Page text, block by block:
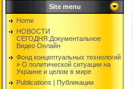
Site menu
Home
НОВОСТИ
СЕГОДНЯ:Документальнoе
Видео Oнлайн
Фонд концептуальных технологий
» O политической ситуации на
Украине и целом в мире
Publications | Публикации